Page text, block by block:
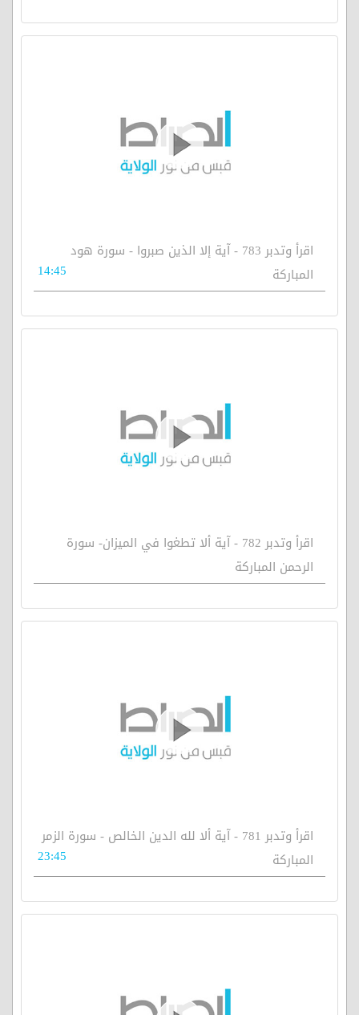
اقرأ وتدبر 783 - آية إلا الذين صبروا - سورة هود
المباركة
14:45
اقرأ وتدبر 782 - آية ألا تطغوا في الميزان- سورة
الرحمن المباركة
اقرأ وتدبر 781 - آية ألا لله الدين الخالص - سورة الزمر
المباركة
23:45